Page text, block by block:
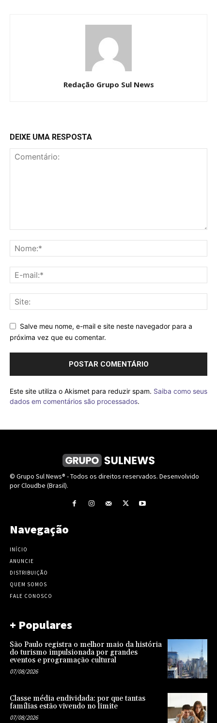
Redação Grupo Sul News
DEIXE UMA RESPOSTA
Salve meu nome, e-mail e site neste navegador para a
próxima vez que eu comentar.
Este site utiliza o Akismet para reduzir spam. Saiba como seus
dados em comentários são processados.
© Grupo Sul News® - Todos os direitos reservados. Desenvolvido
por Cloudbe (Brasil).
Navegação
INÍCIO
ANUNCIE
DISTRIBUIÇÃO
QUEM SOMOS
FALE CONOSCO
+ Populares
São Paulo registra o melhor maio da história
do turismo impulsionada por grandes
eventos e programação cultural
07/08/2026
Classe média endividada: por que tantas
famílias estão vivendo no limite
07/08/2026